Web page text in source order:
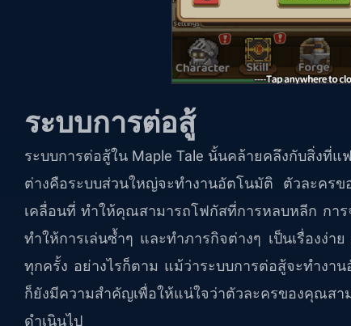
ระบบการต่อสู้
ระบบการต่อสู้ใน Maple Tale นั้นคล้ายคลึงกับสิ่งที่
ต่างคือระบบส่วนใหญ่จะทำงานอัตโนมัติ ตัวละคร
เคลื่อนที่ ทำให้คุณสามารถโฟกัสที่การหลบหลีก กา
ทำให้การเล่นซ้ำๆ และทำภารกิจต่างๆ เป็นเรื่องง่
ทุกครั้ง อย่างไรก็ตาม แม้ว่าระบบการต่อสู้จะทำง
ก็ยังมีความสำคัญเพื่อให้แน่ใจว่าตัวละครของคุณสา
ดำเนินไป